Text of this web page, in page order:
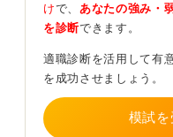
けで、 あなたの強み・
を診断できます。
適職診断を活用して有
を成功させましょう。
模試を